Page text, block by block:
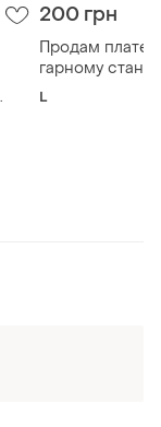
200 грн
Продам платє в
гарному стані
L